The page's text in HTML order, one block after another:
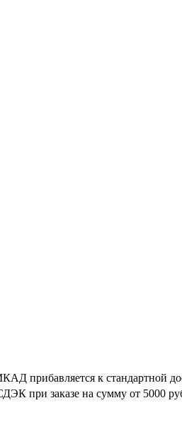
прибавляется к стандартной
при заказе на сумму от 5000